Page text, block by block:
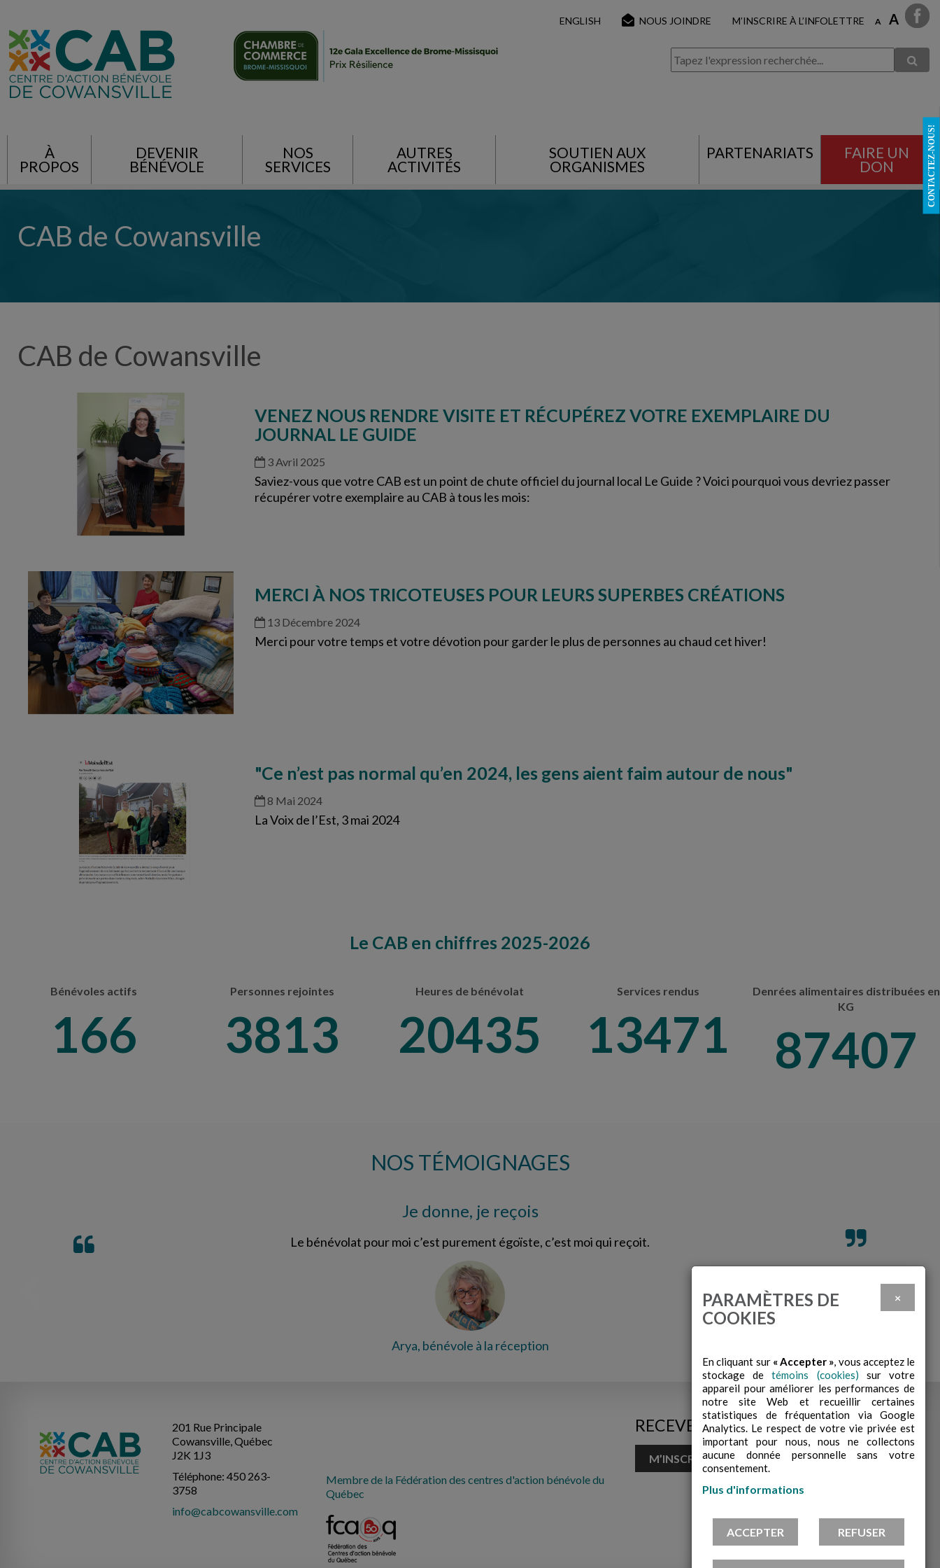
CONTACTEZ-NOUS!
ENGLISH NOUS JOINDRE M’INSCRIRE À L’INFOLETTRE A A
À
PROPOS
DEVENIR
BÉNÉVOLE
NOS
SERVICES
AUTRES
ACTIVITÉS
SOUTIEN AUX
ORGANISMES
PARTENARIATS
FAIRE UN
DON
CAB de Cowansville
CAB de Cowansville
VENEZ NOUS RENDRE VISITE ET RÉCUPÉREZ VOTRE EXEMPLAIRE DU
JOURNAL LE GUIDE
3 Avril 2025
Saviez-vous que votre CAB est un point de chute officiel du journal local Le Guide ? Voici pourquoi vous devriez passer
récupérer votre exemplaire au CAB à tous les mois:
MERCI À NOS TRICOTEUSES POUR LEURS SUPERBES CRÉATIONS
13 Décembre 2024
Merci pour votre temps et votre dévotion pour garder le plus de personnes au chaud cet hiver!
"Ce n’est pas normal qu’en 2024, les gens aient faim autour de nous"
8 Mai 2024
La Voix de l’Est, 3 mai 2024
Le CAB en chiffres 2025-2026
Bénévoles actifs
203
Personnes rejointes
4672
Heures de bénévolat
25039
Services rendus
16506
Denrées alimentaires distribuées en
KG
107100
NOS TÉMOIGNAGES
Je donne, je reçois
Le bénévolat pour moi c’est purement égoïste, c’est moi qui reçoit.
Arya, bénévole à la réception
201 Rue Principale
Cowansville, Québec
J2K 1J3
Téléphone: 450 263-
3758
info@cabcowansville.com
Membre de la Fédération des centres d'action bénévole du
Québec
RECEVEZ NOS INFOLETTRES!
M’INSCRIRE À L’INFOLETTRE
×
PARAMÈTRES DE
COOKIES
En cliquant sur « Accepter », vous acceptez le
stockage detémoins (cookies) sur votre
appareil pour améliorer les performances de
notre site Web et recueillir certaines
statistiques de fréquentation via Google
Analytics. Le respect de votre vie privée est
important pour nous, nous ne collectons
aucune donnée personnelle sans votre
consentement.
Plus d'informations
ACCEPTER REFUSER